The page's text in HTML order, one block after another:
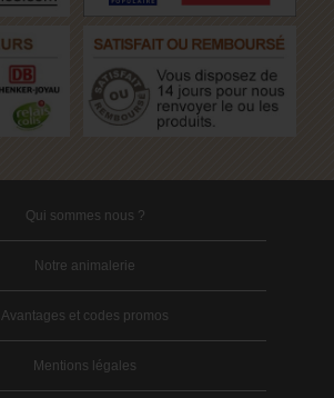
Qui sommes nous ?
Notre animalerie
Avantages et codes promos
Mentions légales